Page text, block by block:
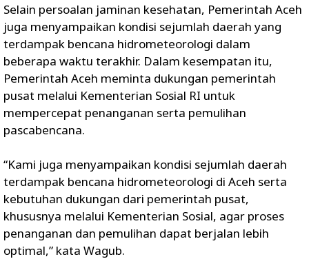
Selain persoalan jaminan kesehatan, Pemerintah Aceh
juga menyampaikan kondisi sejumlah daerah yang
terdampak bencana hidrometeorologi dalam
beberapa waktu terakhir. Dalam kesempatan itu,
Pemerintah Aceh meminta dukungan pemerintah
pusat melalui Kementerian Sosial RI untuk
mempercepat penanganan serta pemulihan
pascabencana.
“Kami juga menyampaikan kondisi sejumlah daerah
terdampak bencana hidrometeorologi di Aceh serta
kebutuhan dukungan dari pemerintah pusat,
khususnya melalui Kementerian Sosial, agar proses
penanganan dan pemulihan dapat berjalan lebih
optimal,” kata Wagub.